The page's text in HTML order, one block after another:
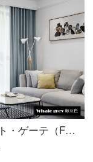
フロート・ゲーテ（FG）北欧現代全遮光厚いカーテン-アテネ格リビング・ルームの書斎バルコニーの3階のサイドカーテンの多色床カーテンのオーダーメイド鯨灰色のカーテン（窓のベールを含まない）の幅3メートル*高さ2.7メートル-フック式の一枚（高さは短くすることができます）